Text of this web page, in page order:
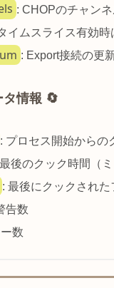
: CHOPのチャン
イムスライス有効
: Export接続の更
情報 🔄
: プロセス開始からの
後のクック時間（ミ
: 最後にクックされ
告数
数